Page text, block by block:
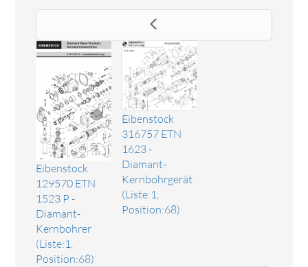
Eibenstock
129570 ETN
1523 P -
Diamant-
Kernbohrer
(Liste:1,
Position:68)
Eibenstock
316757 ETN
1623 -
Diamant-
Kernbohrgerät
(Liste:1,
Position:68)